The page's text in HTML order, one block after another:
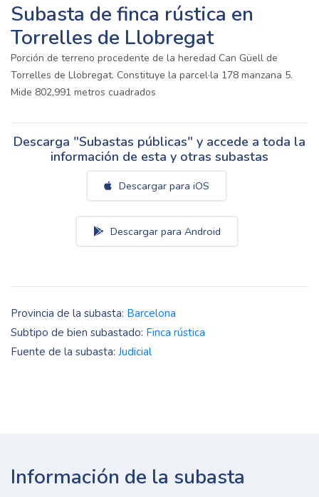
Subasta de finca rústica en
Torrelles de Llobregat
Porción de terreno procedente de la heredad Can Güell de
Torrelles de Llobregat. Constituye la parcel·la 178 manzana 5.
Mide 802,991 metros cuadrados
Descarga "Subastas públicas" y accede a toda la
información de esta y otras subastas
Descargar para iOS
Descargar para Android
Provincia de la subasta: Barcelona
Subtipo de bien subastado: Finca rústica
Fuente de la subasta: Judicial
Información de la subasta